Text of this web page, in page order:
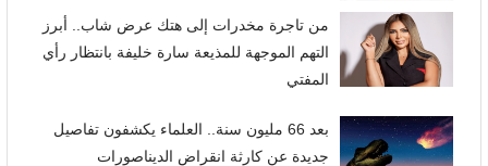
من تاجرة مخدرات إلى هتك عرض شاب.. أبرز
التهم الموجهة للمذيعة سارة خليفة بانتظار رأي
المفتي
بعد 66 مليون سنة.. العلماء يكشفون تفاصيل
جديدة عن كارثة انقراض الديناصورات